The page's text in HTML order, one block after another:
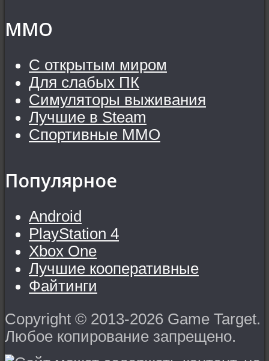
MMO
С открытым миром
Для слабых ПК
Симуляторы выживания
Лучшие в Steam
Спортивные MMO
Популярное
Android
PlayStation 4
Xbox One
Лучшие кооперативные
Файтинги
Copyright © 2013-2026 Game Target.
Любое копирование запрещено.